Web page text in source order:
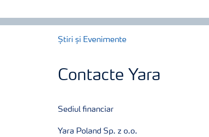
Știri și Evenimente
Contacte Yara
Sediul financiar
Yara Poland Sp. z o.o.